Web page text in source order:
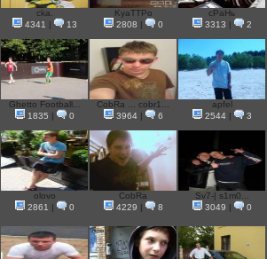
cka.
4341
13
KyaTTPo
2808
0
сРаНь
3313
2
Ghetto Football...
1835
0
CobRa ... cobr1...
3964| 6
apfel
2544| 3
olovo
2861
0
CobRa
4229
8
Sv7-| s1m0...
3049
0